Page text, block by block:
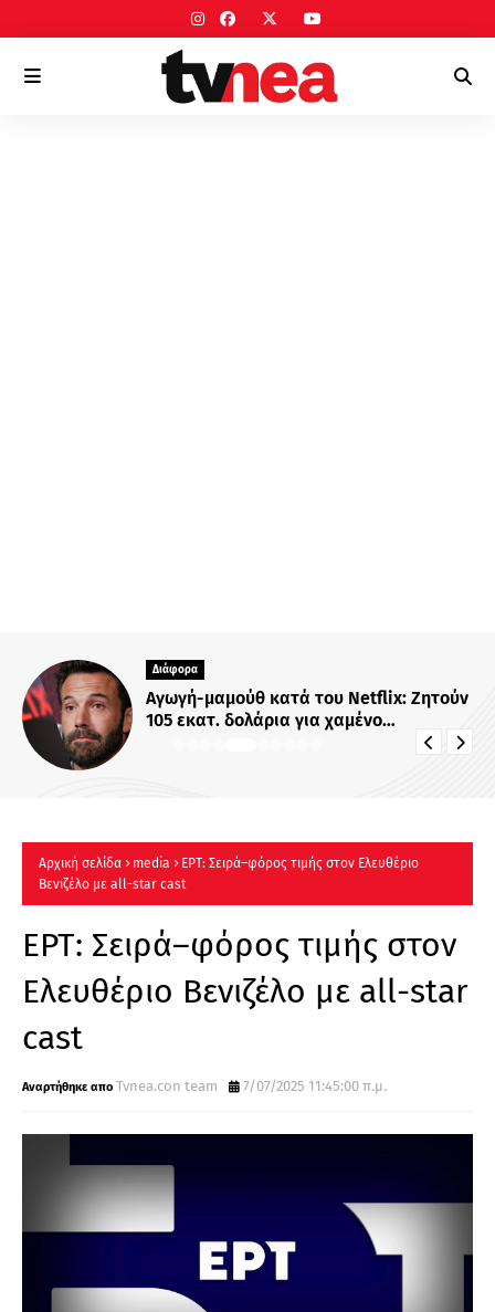
Διάφορα
Αγωγή-μαμούθ κατά του Netflix: Ζητούν
105 εκατ. δολάρια για χαμένο
αντίγραφο ακυκλοφόρητης ταινίας
Αρχική σελίδα media
ΕΡΤ: Σειρά–φόρος τιμής στον Ελευθέριο
Βενιζέλο με all-star cast
ΕΡΤ: Σειρά–φόρος τιμής στον
Ελευθέριο Βενιζέλο με all-star
cast
Tvnea.con team 7/07/2025 11:45:00 π.μ.